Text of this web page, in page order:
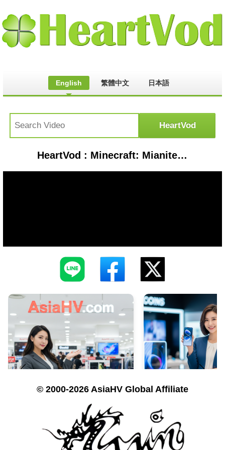
English 繁體中文 日本語
HeartVod : Minecraft: Mianite: INTRODUCING KE$HA! [S2:E4]
© 2000-2026 AsiaHV Global Affiliate